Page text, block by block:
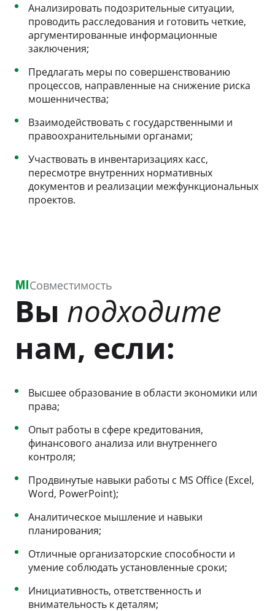
Анализировать подозрительные ситуации,
проводить расследования и готовить четкие,
аргументированные информационные
заключения;
Предлагать меры по совершенствованию
процессов, направленные на снижение риска
мошенничества;
Взаимодействовать с государственными и
правоохранительными органами;
Участвовать в инвентаризациях касс,
пересмотре внутренних нормативных
документов и реализации межфункциональных
проектов.
Совместимость
Вы подходите
нам, если:
Высшее образование в области экономики или
права;
Опыт работы в сфере кредитования,
финансового анализа или внутреннего
контроля;
Продвинутые навыки работы с MS Office (Excel,
Word, PowerPoint);
Аналитическое мышление и навыки
планирования;
Отличные организаторские способности и
умение соблюдать установленные сроки;
Инициативность, ответственность и
внимательность к деталям;